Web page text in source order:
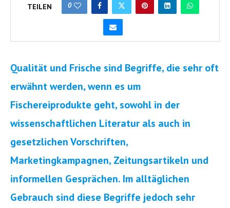
TEILEN 0
Qualität und Frische sind Begriffe, die sehr oft
erwähnt werden, wenn es um
Fischereiprodukte geht, sowohl in der
wissenschaftlichen Literatur als auch in
gesetzlichen Vorschriften,
Marketingkampagnen, Zeitungsartikeln und
informellen Gesprächen. Im alltäglichen
Gebrauch sind diese Begriffe jedoch sehr